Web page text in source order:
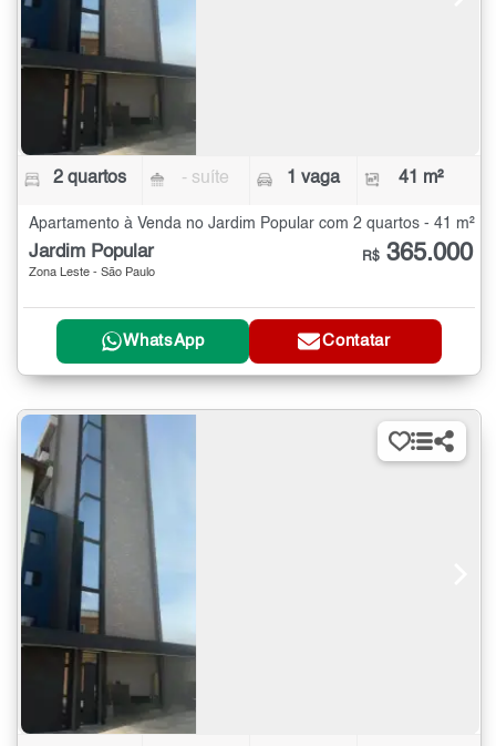
2 quartos - suíte 1 vaga 41 m²
Apartamento à Venda no Jardim Popular com 2 quartos - 41 m²
Jardim Popular
Zona Leste - São Paulo
R$ 365.000
WhatsApp Contatar